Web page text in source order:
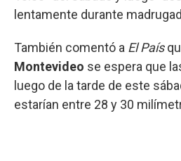
lentamente durante
También comentó a El País
Montevideo se espera que
luego de la tarde de este
estarían entre 28 y 30